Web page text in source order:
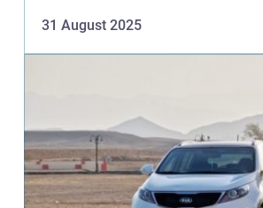
31 August 2025